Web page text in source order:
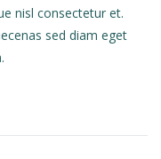
nisl consectetur et.
sed diam eget